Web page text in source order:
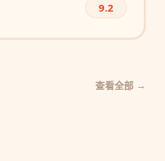
9.2
查看全部 →